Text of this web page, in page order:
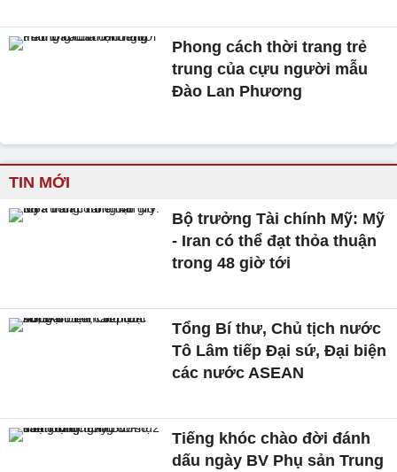
Phong cách thời trang trẻ
trung của cựu người mẫu
Đào Lan Phương
TIN MỚI
Bộ trưởng Tài chính Mỹ: Mỹ
- Iran có thể đạt thỏa thuận
trong 48 giờ tới
Tổng Bí thư, Chủ tịch nước
Tô Lâm tiếp Đại sứ, Đại biện
các nước ASEAN
Tiếng khóc chào đời đánh
dấu ngày BV Phụ sản Trung